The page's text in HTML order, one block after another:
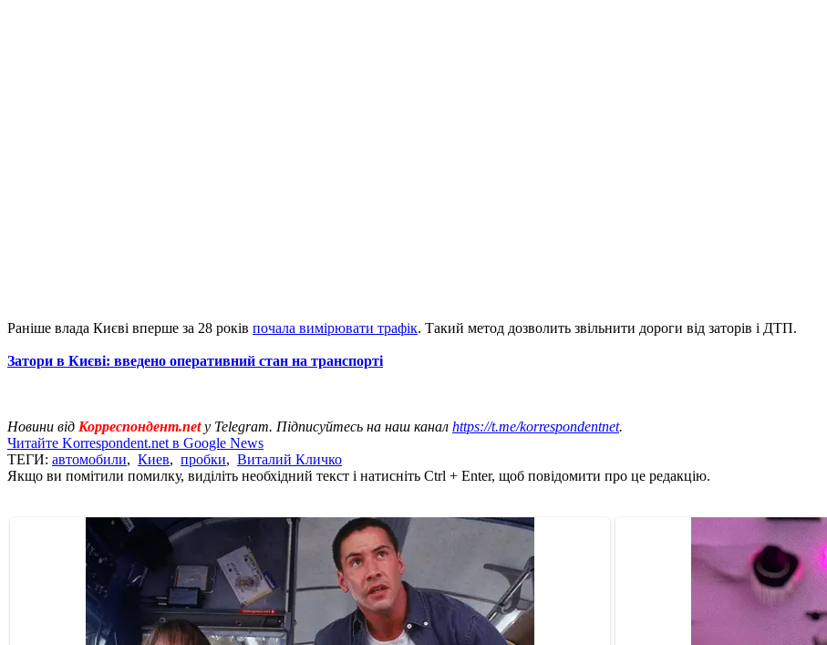
Раніше влада Києві вперше за 28 років почала вимірювати трафік. Такий метод дозволить звільнити дороги від заторів і ДТП.
Затори в Києві: введено оперативний стан на транспорті
Новини від Корреспондент.net у Telegram. Підписуйтесь на наш канал https://t.me/korrespondentnet.
Читайте Korrespondent.net в Google News
ТЕГИ: автомобили, Киев, пробки, Виталий Кличко
Якщо ви помітили помилку, виділіть необхідний текст і натисніть Ctrl + Enter, щоб повідомити про це редакцію.